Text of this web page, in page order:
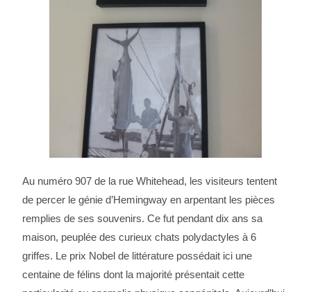
Au numéro 907 de la rue Whitehead, les visiteurs tentent
de percer le génie d’Hemingway en arpentant les pièces
remplies de ses souvenirs. Ce fut pendant dix ans sa
maison, peuplée des curieux chats polydactyles à 6
griffes. Le prix Nobel de littérature possédait ici une
centaine de félins dont la majorité présentait cette